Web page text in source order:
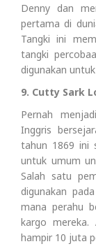
Denny dan
pertama di
Tangki ini
tangki
digunakan
9. Cutty Sark
Pernah
Inggris
tahun 1869 ini
untuk umum
Salah satu
digunakan
mana perahu
kargo mereka.
hampir 10 juta